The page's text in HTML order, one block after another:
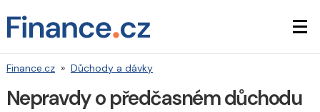
Finance.cz » Důchody a dávky
Nepravdy o předčasném důchodu